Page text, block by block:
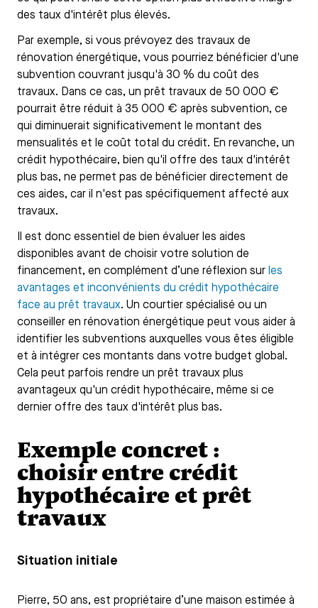
des taux d'intérêt plus élevés.
Par exemple, si vous prévoyez des travaux de
rénovation énergétique, vous pourriez bénéficier d'une
subvention couvrant jusqu'à 30 % du coût des
travaux. Dans ce cas, un prêt travaux de 50 000 €
pourrait être réduit à 35 000 € après subvention, ce
qui diminuerait significativement le montant des
mensualités et le coût total du crédit. En revanche, un
crédit hypothécaire, bien qu'il offre des taux d'intérêt
plus bas, ne permet pas de bénéficier directement de
ces aides, car il n'est pas spécifiquement affecté aux
travaux.
Il est donc essentiel de bien évaluer les aides
disponibles avant de choisir votre solution de
financement, en complément d’une réflexion sur les
avantages et inconvénients du crédit hypothécaire
face au prêt travaux. Un courtier spécialisé ou un
conseiller en rénovation énergétique peut vous aider à
identifier les subventions auxquelles vous êtes éligible
et à intégrer ces montants dans votre budget global.
Cela peut parfois rendre un prêt travaux plus
avantageux qu'un crédit hypothécaire, même si ce
dernier offre des taux d'intérêt plus bas.
Exemple concret :
choisir entre crédit
hypothécaire et prêt
travaux
Situation initiale
Pierre, 50 ans, est propriétaire d’une maison estimée à